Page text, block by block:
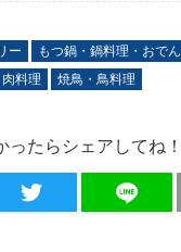
ー
もつ鍋・鍋料理・おでん
料理
焼鳥・鳥料理
ったらシェアしてね！